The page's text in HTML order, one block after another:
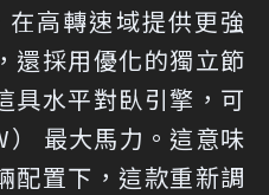
在高轉速域提供更強
還採用優化的獨立節
具水平對臥引擎，可
） 最大馬力。這意味
配置下，這款重新調